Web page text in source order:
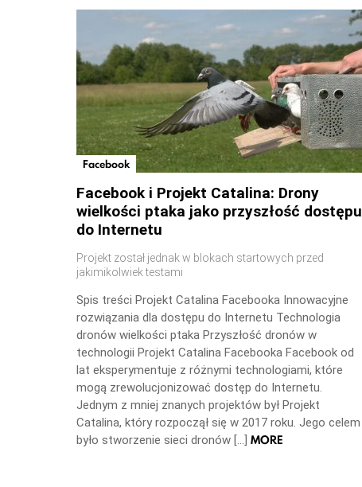
Facebook
Facebook i Projekt Catalina: Drony
wielkości ptaka jako przyszłość dostępu
do Internetu
Projekt został jednak w blokach startowych przed
jakimikolwiek testami
Spis treści Projekt Catalina Facebooka Innowacyjne
rozwiązania dla dostępu do Internetu Technologia
dronów wielkości ptaka Przyszłość dronów w
technologii Projekt Catalina Facebooka Facebook od
lat eksperymentuje z różnymi technologiami, które
mogą zrewolucjonizować dostęp do Internetu.
Jednym z mniej znanych projektów był Projekt
Catalina, który rozpoczął się w 2017 roku. Jego celem
było stworzenie sieci dronów […] MORE